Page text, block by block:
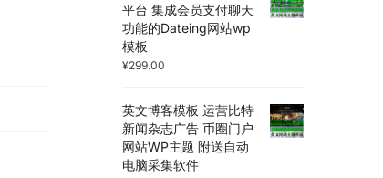
平台 集成会员支付聊天
功能的Dateing网站wp
模板
¥299.00
英文博客模板 运营比特
新闻杂志广告 币圈门户
网站WP主题 附送自动
电脑采集软件